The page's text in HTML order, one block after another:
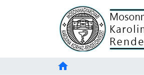
Főoldal
home